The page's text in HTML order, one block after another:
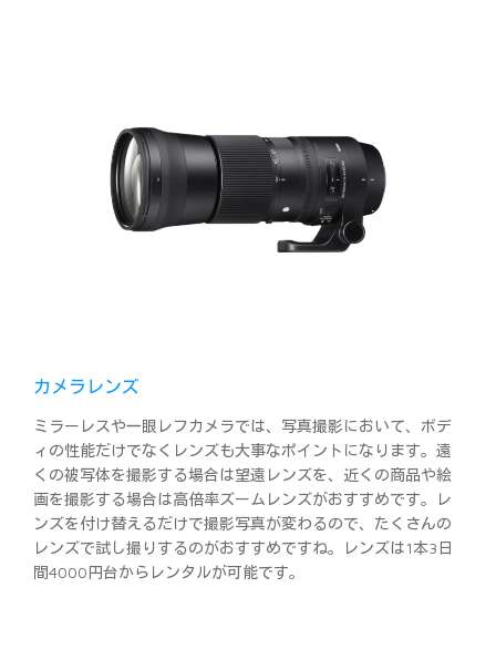
カメラレンズ
ミラーレスや一眼レフカメラでは、写真撮影において、ボデ
ィの性能だけでなくレンズも大事なポイントになります。遠
くの被写体を撮影する場合は望遠レンズを、近くの商品や絵
画を撮影する場合は高倍率ズームレンズがおすすめです。レ
ンズを付け替えるだけで撮影写真が変わるので、たくさんの
レンズで試し撮りするのがおすすめですね。レンズは1本3日
間4000円台からレンタルが可能です。